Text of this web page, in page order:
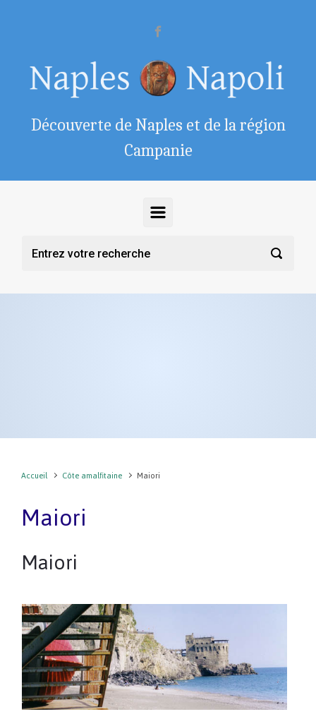
Découverte de Naples et de la région
Campanie
Accueil Côte amalfitaine Maiori
Maiori
Maiori